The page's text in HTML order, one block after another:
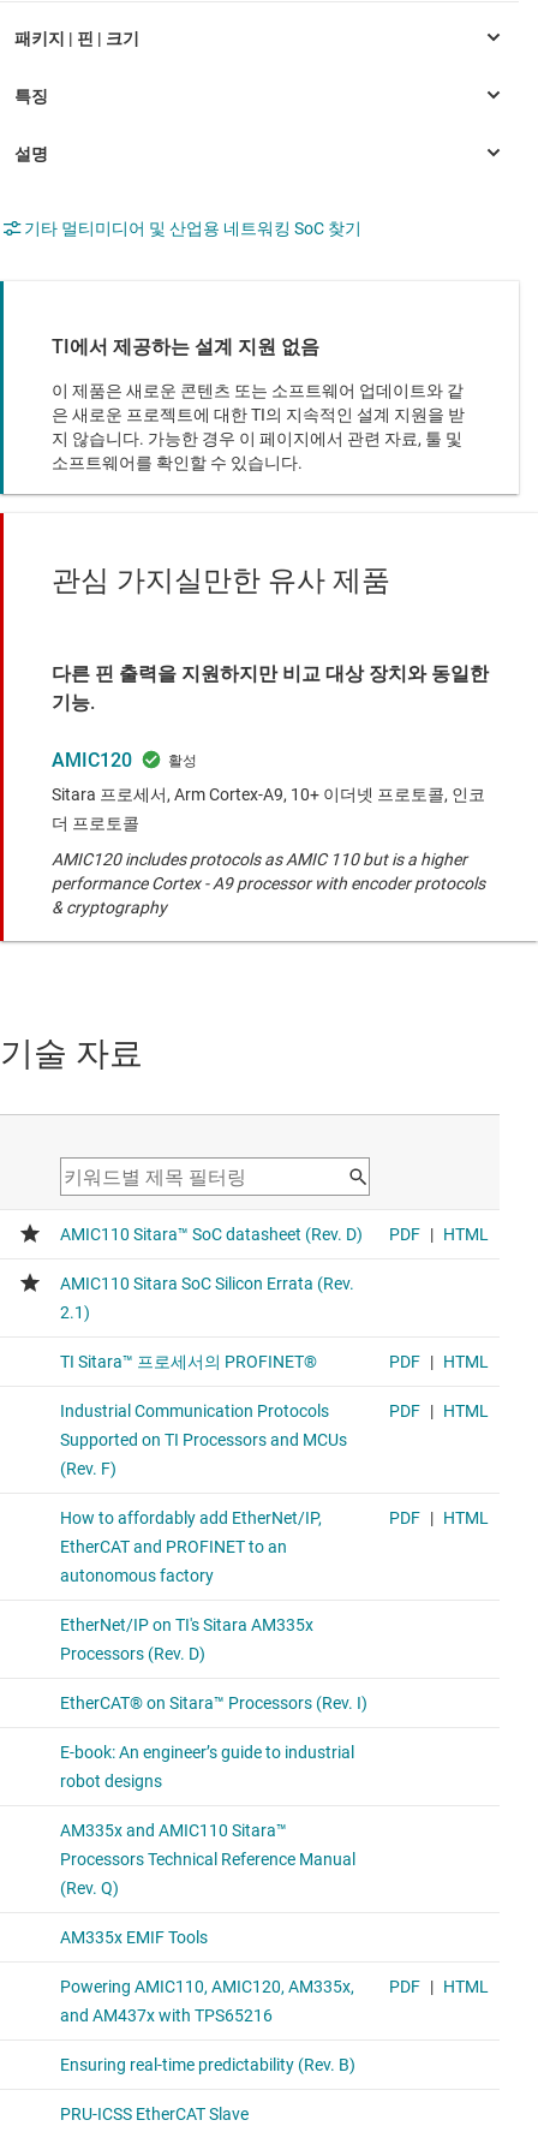
기타 멀티미디어 및 산업용 네트워킹 SoC 찾기
TI에서 제공하는 설계 지원 없음
이 제품은 새로운 콘텐츠 또는 소프트웨어 업데이트와 같
은 새로운 프로젝트에 대한 TI의 지속적인 설계 지원을 받
지 않습니다. 가능한 경우 이 페이지에서 관련 자료, 툴 및
소프트웨어를 확인할 수 있습니다.
관심 가지실만한 유사 제품
다른 핀 출력을 지원하지만 비교 대상 장치와 동일한
기능.
AMIC120
Sitara 프로세서, Arm Cortex-A9, 10+ 이더넷 프로토콜, 인코
더 프로토콜
AMIC120 includes protocols as AMIC 110 but is a higher
performance Cortex - A9 processor with encoder protocols
& cryptography
기술 자료